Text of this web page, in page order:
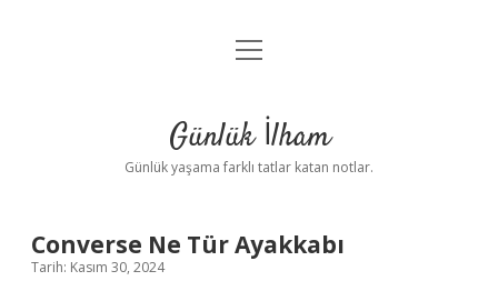
Anasayfa
Yasal Uyarı
menüyü
Günlük İlham
Günlük yaşama farklı tatlar katan notlar.
Converse Ne Tür Ayakkabı
Tarih: Kasım 30, 2024